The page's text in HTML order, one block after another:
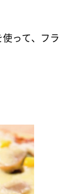
って、フラ